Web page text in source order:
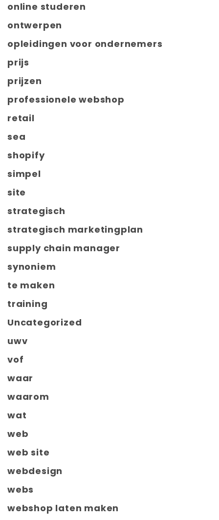
online studeren
ontwerpen
opleidingen voor ondernemers
prijs
prijzen
professionele webshop
retail
sea
shopify
simpel
site
strategisch
strategisch marketingplan
supply chain manager
synoniem
te maken
training
Uncategorized
uwv
vof
waar
waarom
wat
web
web site
webdesign
webs
webshop laten maken